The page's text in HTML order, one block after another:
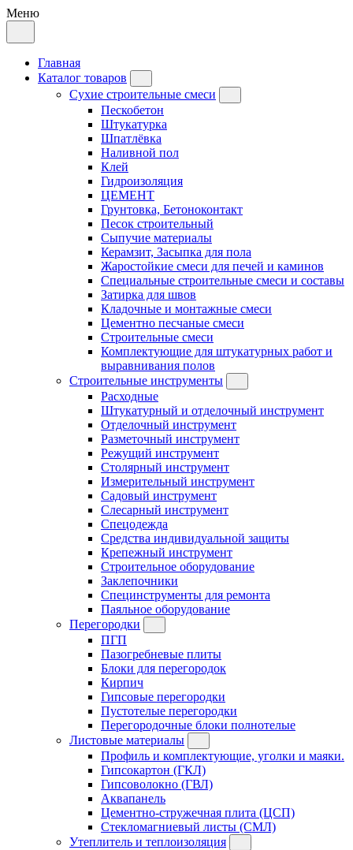
Меню
Главная
Каталог товаров
Сухие строительные смеси
Пескобетон
Штукатурка
Шпатлёвка
Наливной пол
Клей
Гидроизоляция
ЦЕМЕНТ
Грунтовка, Бетоноконтакт
Песок строительный
Сыпучие материалы
Керамзит, Засыпка для пола
Жаростойкие смеси для печей и каминов
Специальные строительные смеси и составы
Затирка для швов
Кладочные и монтажные смеси
Цементно песчаные смеси
Строительные смеси
Комплектующие для штукатурных работ и
выравнивания полов
Строительные инструменты
Расходные
Штукатурный и отделочный инструмент
Отделочный инструмент
Разметочный инструмент
Режущий инструмент
Столярный инструмент
Измерительный инструмент
Садовый инструмент
Слесарный инструмент
Спецодежда
Средства индивидуальной защиты
Крепежный инструмент
Строительное оборудование
Заклепочники
Специнструменты для ремонта
Паяльное оборудование
Перегородки
ПГП
Пазогребневые плиты
Блоки для перегородок
Кирпич
Гипсовые перегородки
Пустотелые перегородки
Перегородочные блоки полнотелые
Листовые материалы
Профиль и комплектующие, уголки и маяки.
Гипсокартон (ГКЛ)
Гипсоволокно (ГВЛ)
Аквапанель
Цементно-стружечная плита (ЦСП)
Стекломагниевый листы (СМЛ)
Утеплитель и теплоизоляция